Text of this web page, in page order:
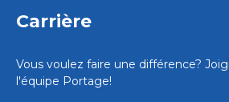
Carrière
Vous voulez faire une différence?
l'équipe Portage!